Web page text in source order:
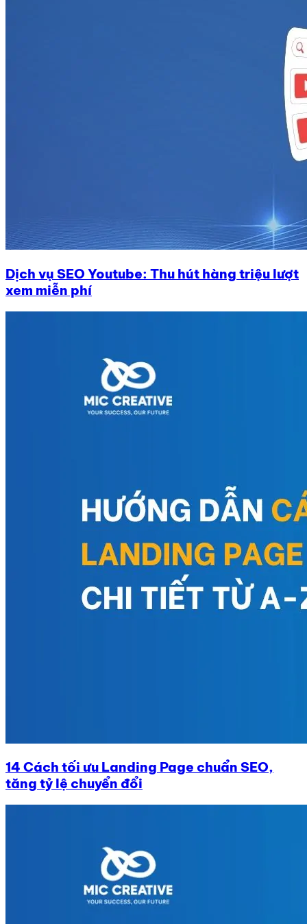
Dịch vụ SEO Youtube: Thu hút hàng triệu lượt
xem miễn phí
14 Cách tối ưu Landing Page chuẩn SEO,
tăng tỷ lệ chuyển đổi